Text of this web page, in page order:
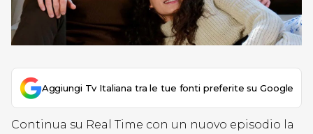
Aggiungi Tv Italiana tra le tue fonti preferite su Google
Continua su Real Time con un nuovo episodio la